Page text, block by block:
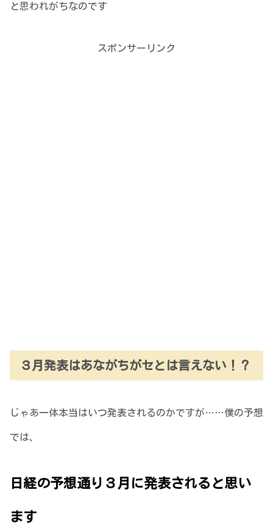
と思われがちなのです
スポンサーリンク
３月発表はあながちがセとは言えない！？
じゃあ一体本当はいつ発表されるのかですが……僕の予想
では、
日経の予想通り３月に発表されると思い
ます